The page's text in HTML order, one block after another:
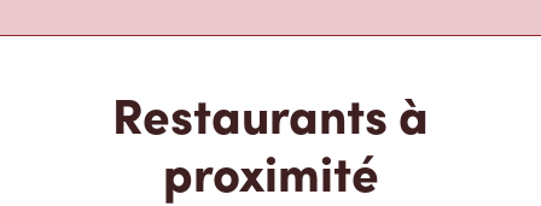
Restaurants à
proximité